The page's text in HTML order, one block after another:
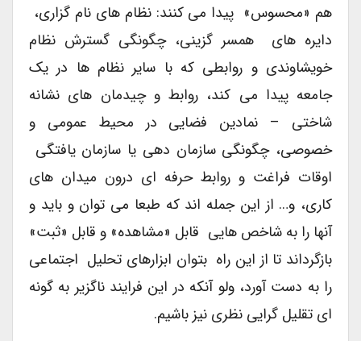
هم «محسوس» پیدا می کنند: نظام های نام گزاری،
دایره های همسر گزینی، چگونگی گسترش نظام
خویشاوندی و روابطی که با سایر نظام ها در یک
جامعه پیدا می کند، روابط و چیدمان های نشانه
شاختی – نمادین فضایی در محیط عمومی و
خصوصی، چگونگی سازمان دهی یا سازمان یافتگی
اوقات فراغت و روابط حرفه ای درون میدان های
کاری، و… از این جمله اند که طبعا می توان و باید و
آنها را به شاخص هایی قابل «مشاهده» و قابل «ثبت»
بازگرداند تا از این راه بتوان ابزارهای تحلیل اجتماعی
را به دست آورد، ولو آنکه در این فرایند ناگزیر به گونه
ای تقلیل گرایی نظری نیز باشیم.